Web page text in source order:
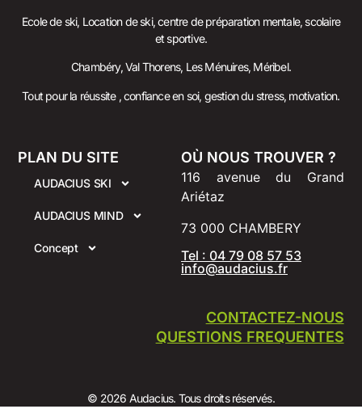
Ecole de ski, Location de ski, centre de préparation mentale, scolaire
et sportive.
Chambéry, Val Thorens, Les Ménuires, Méribel.
Tout pour la réussite , confiance en soi, gestion du stress, motivation.
PLAN DU SITE
AUDACIUS SKI
AUDACIUS MIND
Concept
OÙ NOUS TROUVER ?
116 avenue du Grand
Ariétaz
73 000 CHAMBERY
Tel : 04 79 08 57 53
info@audacius.fr
CONTACTEZ-NOUS
QUESTIONS FREQUENTES
© 2026 Audacius. Tous droits réservés.